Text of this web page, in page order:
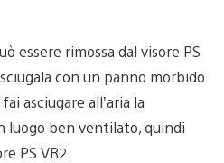
essere rimossa dal visore PS
con un panno morbido
asciugare all’aria la
luogo ben ventilato, quindi
PS VR2.